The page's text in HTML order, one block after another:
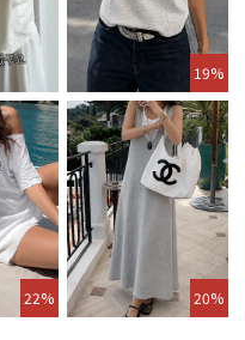
19%
22% 20%